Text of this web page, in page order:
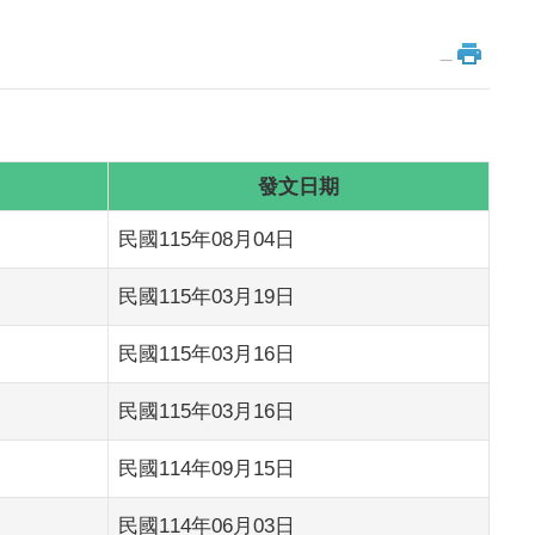
發文日期
民國115年08月04日
民國115年03月19日
民國115年03月16日
民國115年03月16日
民國114年09月15日
民國114年06月03日